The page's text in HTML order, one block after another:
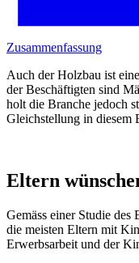
Zusammenfassung
Auch der Holzbau ist
der Beschäftigten sind
holt die Branche jedoch
Gleichstellung in diesem
Eltern
Gemäss einer Studie des
die meisten Eltern mit
Erwerbsarbeit und der